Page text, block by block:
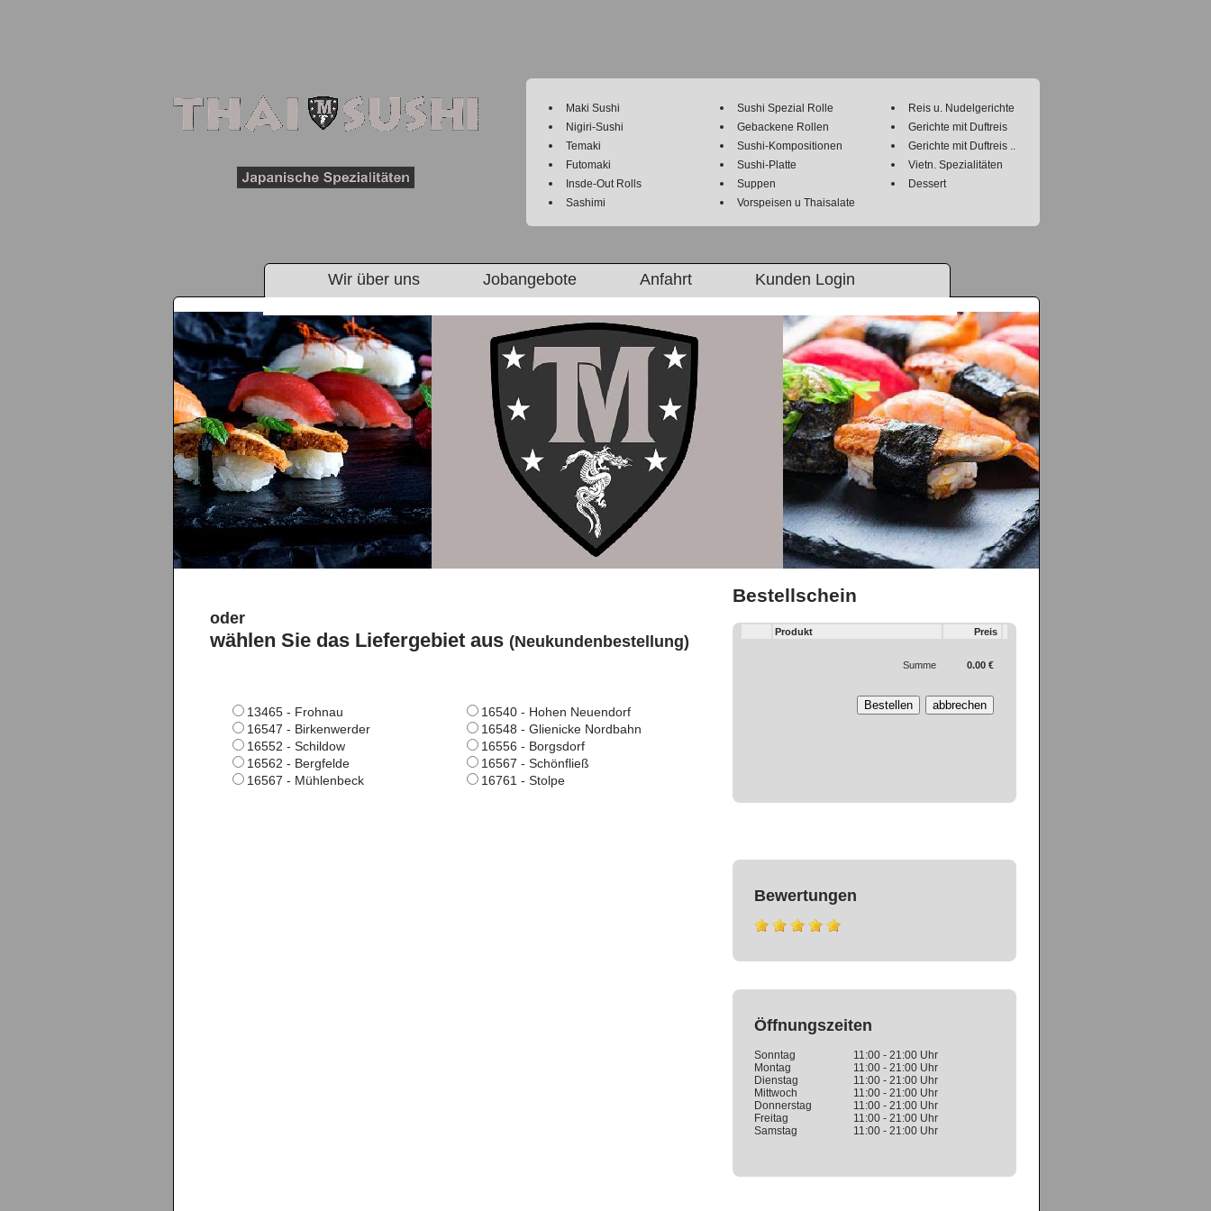
Wir über uns Jobangebote Anfahrt Kunden Login
oder
wählen Sie das Liefergebiet aus (Neukundenbestellung)
13465 - Frohnau
16540 - Hohen Neuendorf
16547 - Birkenwerder
16548 - Glienicke Nordbahn
16552 - Schildow
16556 - Borgsdorf
16562 - Bergfelde
16567 - Schönfließ
16567 - Mühlenbeck
16761 - Stolpe
Maki Sushi
Nigiri-Sushi
Temaki
Futomaki
Insde-Out Rolls
Sashimi
Sushi Spezial Rolle
Gebackene Rollen
Sushi-Kompositionen
Sushi-Platte
Suppen
Vorspeisen u Thaisalate
Reis u. Nudelgerichte
Gerichte mit Duftreis
Gerichte mit Duftreis ..
Vietn. Spezialitäten
Dessert
Bestellschein
Produkt Preis
Summe 0.00 €
Bewertungen
Öffnungszeiten
Sonntag
11:00 - 21:00 Uhr
Montag
11:00 - 21:00 Uhr
Dienstag
11:00 - 21:00 Uhr
Mittwoch
11:00 - 21:00 Uhr
Donnerstag
11:00 - 21:00 Uhr
Freitag
11:00 - 21:00 Uhr
Samstag
11:00 - 21:00 Uhr